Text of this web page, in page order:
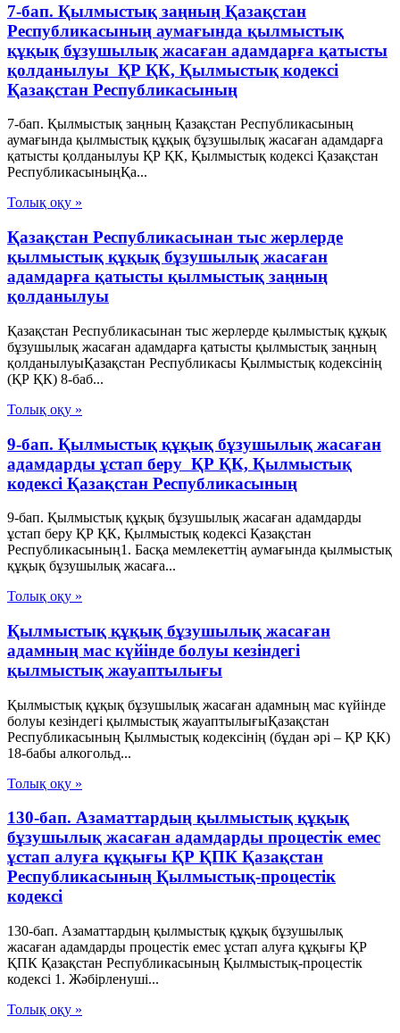
7-бап. Қылмыстық заңның Қазақстан
Республикасының аумағында қылмыстық
құқық бұзушылық жасаған адамдарға қатысты
қолданылуы ҚР ҚК, Қылмыстық кодексi
Қазақстан Республикасының
7-бап. Қылмыстық заңның Қазақстан Республикасының
аумағында қылмыстық құқық бұзушылық жасаған адамдарға
қатысты қолданылуы ҚР ҚК, Қылмыстық кодексi Қазақстан
РеспубликасыныңҚа...
Толық оқу »
Қазақстан Республикасынан тыс жерлерде
қылмыстық құқық бұзушылық жасаған
адамдарға қатысты қылмыстық заңның
қолданылуы
Қазақстан Республикасынан тыс жерлерде қылмыстық құқық
бұзушылық жасаған адамдарға қатысты қылмыстық заңның
қолданылуыҚазақстан Республикасы Қылмыстық кодексінің
(ҚР ҚК) 8-баб...
Толық оқу »
9-бап. Қылмыстық құқық бұзушылық жасаған
адамдарды ұстап беру ҚР ҚК, Қылмыстық
кодексi Қазақстан Республикасының
9-бап. Қылмыстық құқық бұзушылық жасаған адамдарды
ұстап беру ҚР ҚК, Қылмыстық кодексi Қазақстан
Республикасының1. Басқа мемлекеттiң аумағында қылмыстық
құқық бұзушылық жасаға...
Толық оқу »
Қылмыстық құқық бұзушылық жасаған
адамның мас күйінде болуы кезіндегі
қылмыстық жауаптылығы
Қылмыстық құқық бұзушылық жасаған адамның мас күйінде
болуы кезіндегі қылмыстық жауаптылығыҚазақстан
Республикасының Қылмыстық кодексінің (бұдан әрі – ҚР ҚК)
18-бабы алкогольд...
Толық оқу »
130-бап. Азаматтардың қылмыстық құқық
бұзушылық жасаған адамдарды процестік емес
ұстап алуға құқығы ҚР ҚПК Қазақстан
Республикасының Қылмыстық-процестік
кодексi
130-бап. Азаматтардың қылмыстық құқық бұзушылық
жасаған адамдарды процестік емес ұстап алуға құқығы ҚР
ҚПК Қазақстан Республикасының Қылмыстық-процестік
кодексi 1. Жәбiрленушi...
Толық оқу »